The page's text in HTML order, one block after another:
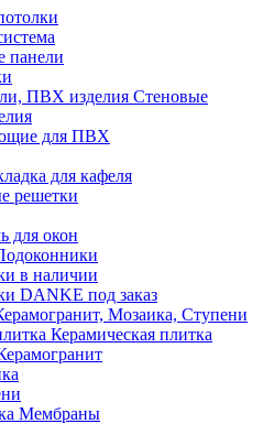
панели
Стеновые
для ПВХ
для кафеля
решетки
для окон
в наличии
DANKE под заказ
Мозаика, Ступени
Керамическая плитка
Мембраны